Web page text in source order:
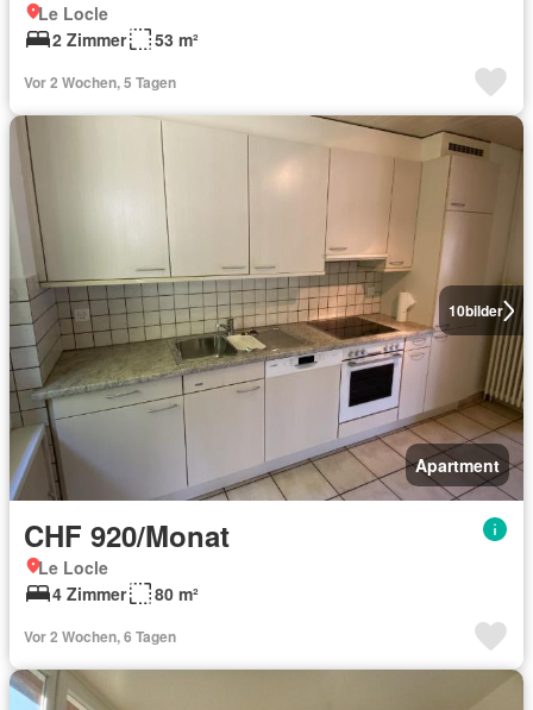
Le Locle
2 Zimmer
53 m²
Vor 2 Wochen, 5 Tagen
10bilder
Apartment
CHF 920/Monat
Le Locle
4 Zimmer
80 m²
Vor 2 Wochen, 6 Tagen